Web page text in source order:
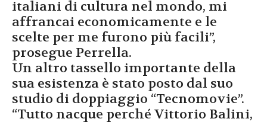
italiani di cultura nel mondo, mi
affrancai economicamente e le
scelte per me furono più facili”,
prosegue Perrella.
Un altro tassello importante della
sua esistenza è stato posto dal suo
studio di doppiaggio “Tecnomovie”.
“Tutto nacque perché Vittorio Balini,